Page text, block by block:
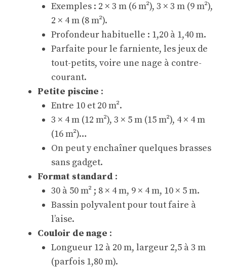
Exemples : 2 × 3 m (6 m²), 3 × 3 m (9 m²),
2 × 4 m (8 m²).
Profondeur habituelle : 1,20 à 1,40 m.
Parfaite pour le farniente, les jeux de
tout-petits, voire une nage à contre-
courant.
Petite piscine :
Entre 10 et 20 m².
3 × 4 m (12 m²), 3 × 5 m (15 m²), 4 × 4 m
(16 m²)…
On peut y enchaîner quelques brasses
sans gadget.
Format standard :
30 à 50 m² ; 8 × 4 m, 9 × 4 m, 10 × 5 m.
Bassin polyvalent pour tout faire à
l’aise.
Couloir de nage :
Longueur 12 à 20 m, largeur 2,5 à 3 m
(parfois 1,80 m).